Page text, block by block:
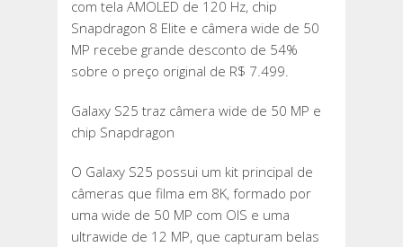
com tela AMOLED de 120 Hz, chip
Snapdragon 8 Elite e câmera wide de 50
MP recebe grande desconto de 54%
sobre o preço original de R$ 7.499.
Galaxy S25 traz câmera wide de 50 MP e
chip Snapdragon
O Galaxy S25 possui um kit principal de
câmeras que filma em 8K, formado por
uma wide de 50 MP com OIS e uma
ultrawide de 12 MP, que capturam belas